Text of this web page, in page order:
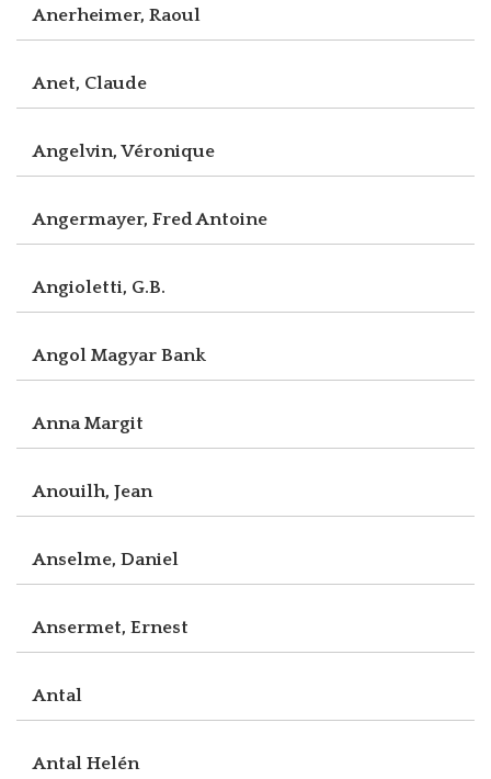
Anerheimer, Raoul
Anet, Claude
Angelvin, Véronique
Angermayer, Fred Antoine
Angioletti, G.B.
Angol Magyar Bank
Anna Margit
Anouilh, Jean
Anselme, Daniel
Ansermet, Ernest
Antal
Antal Helén